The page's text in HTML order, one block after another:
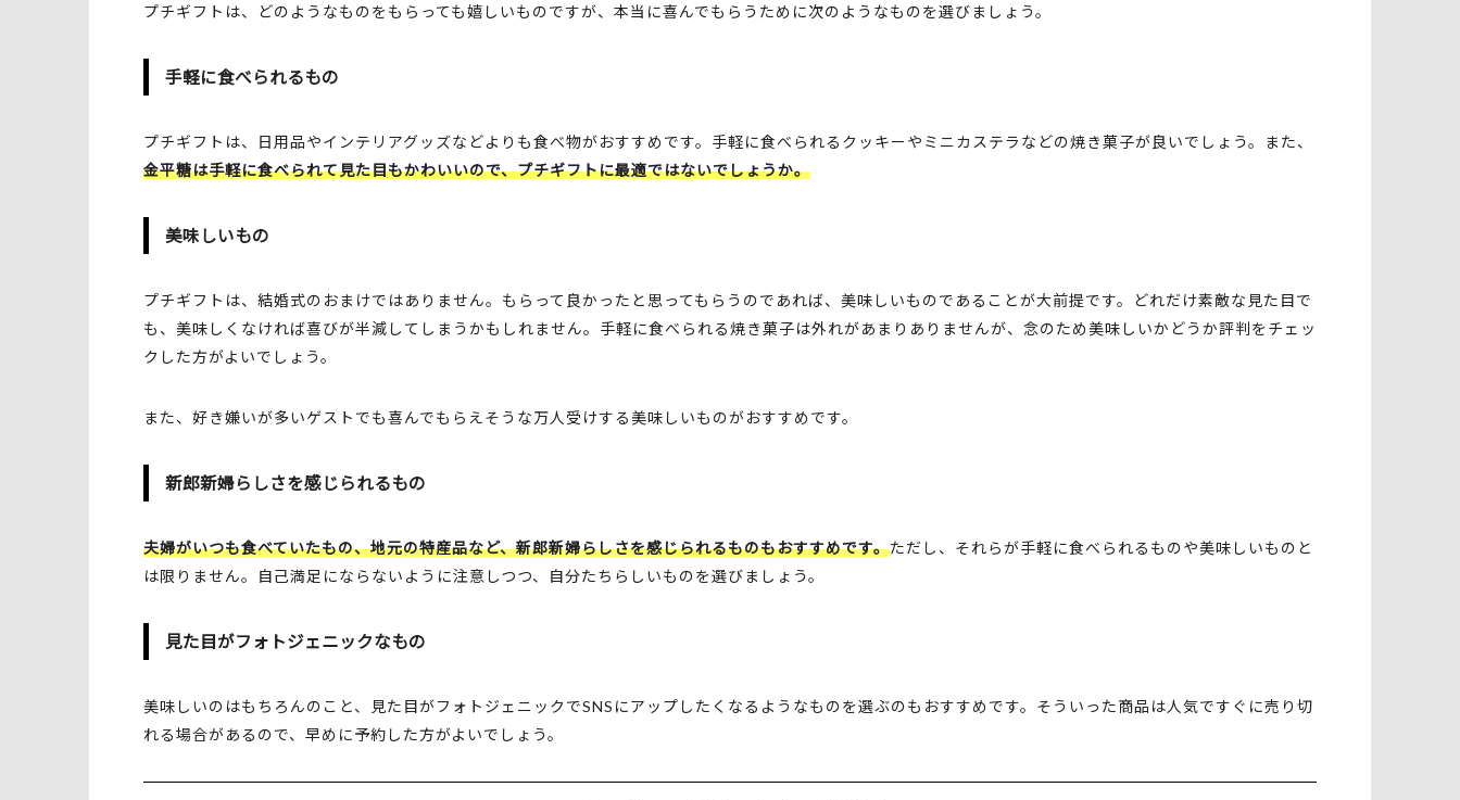
プチギフトは、どのようなものをもらっても嬉しいものですが、本当に喜んでもらうために次のようなものを選びましょう。
手軽に食べられるもの
プチギフトは、日用品やインテリアグッズなどよりも食べ物がおすすめです。手軽に食べられるクッキーやミニカステラなどの焼き菓子が良いでしょう。また、
金平糖は手軽に食べられて見た目もかわいいので、プチギフトに最適ではないでしょうか。
美味しいもの
プチギフトは、結婚式のおまけではありません。もらって良かったと思ってもらうのであれば、美味しいものであることが大前提です。どれだけ素敵な見た目で
も、美味しくなければ喜びが半減してしまうかもしれません。手軽に食べられる焼き菓子は外れがあまりありませんが、念のため美味しいかどうか評判をチェッ
クした方がよいでしょう。
また、好き嫌いが多いゲストでも喜んでもらえそうな万人受けする美味しいものがおすすめです。
新郎新婦らしさを感じられるもの
夫婦がいつも食べていたもの、地元の特産品など、新郎新婦らしさを感じられるものもおすすめです。ただし、それらが手軽に食べられるものや美味しいものと
は限りません。自己満足にならないように注意しつつ、自分たちらしいものを選びましょう。
見た目がフォトジェニックなもの
美味しいのはもちろんのこと、見た目がフォトジェニックでSNSにアップしたくなるようなものを選ぶのもおすすめです。そういった商品は人気ですぐに売り切
れる場合があるので、早めに予約した方がよいでしょう。